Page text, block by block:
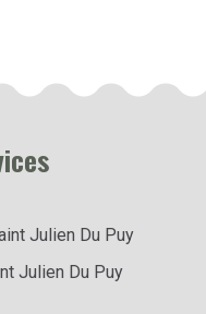
Julien Du Puy
Julien Du Puy